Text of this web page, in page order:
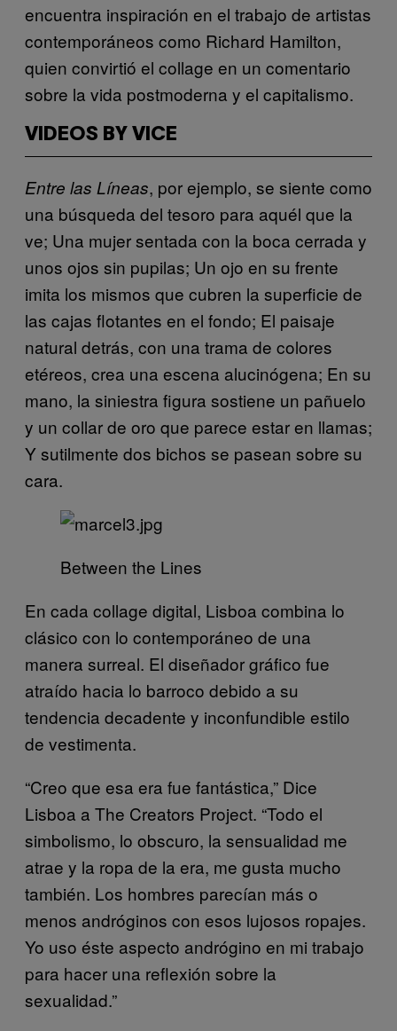
encuentra inspiración en el trabajo de artistas
contemporáneos como Richard Hamilton,
quien convirtió el collage en un comentario
sobre la vida postmoderna y el capitalismo.
VIDEOS BY VICE
Entre las Líneas, por ejemplo, se siente como
una búsqueda del tesoro para aquél que la
ve; Una mujer sentada con la boca cerrada y
unos ojos sin pupilas; Un ojo en su frente
imita los mismos que cubren la superficie de
las cajas flotantes en el fondo; El paisaje
natural detrás, con una trama de colores
etéreos, crea una escena alucinógena; En su
mano, la siniestra figura sostiene un pañuelo
y un collar de oro que parece estar en llamas;
Y sutilmente dos bichos se pasean sobre su
cara.
Between the Lines
En cada collage digital, Lisboa combina lo
clásico con lo contemporáneo de una
manera surreal. El diseñador gráfico fue
atraído hacia lo barroco debido a su
tendencia decadente y inconfundible estilo
de vestimenta.
“Creo que esa era fue fantástica,” Dice
Lisboa a The Creators Project. “Todo el
simbolismo, lo obscuro, la sensualidad me
atrae y la ropa de la era, me gusta mucho
también. Los hombres parecían más o
menos andróginos con esos lujosos ropajes.
Yo uso éste aspecto andrógino en mi trabajo
para hacer una reflexión sobre la
sexualidad.”